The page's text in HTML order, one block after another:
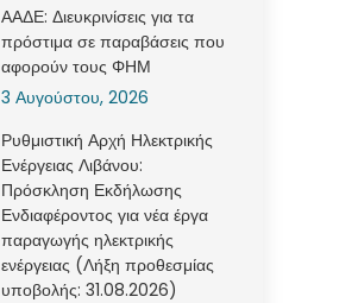
ΑΑΔΕ: Διευκρινίσεις για τα
πρόστιμα σε παραβάσεις που
αφορούν τους ΦΗΜ
3 Αυγούστου, 2026
Ρυθμιστική Αρχή Ηλεκτρικής
Ενέργειας Λιβάνου:
Πρόσκληση Εκδήλωσης
Ενδιαφέροντος για νέα έργα
παραγωγής ηλεκτρικής
ενέργειας (Λήξη προθεσμίας
υποβολής: 31.08.2026)